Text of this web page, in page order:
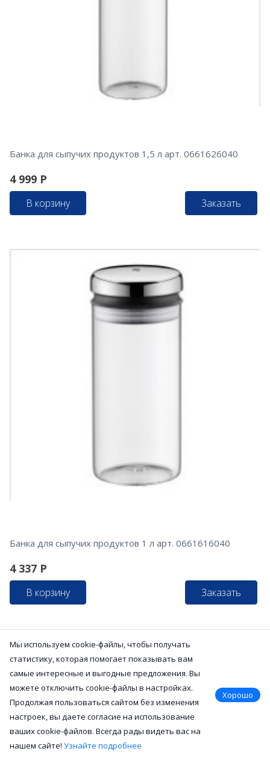
Банка для сыпучих продуктов 1,5 л арт. 0661626040
4 999 Р
В корзину Заказать
Банка для сыпучих продуктов 1 л арт. 0661616040
4 337 Р
В корзину Заказать
Мы используем cookie-файлы, чтобы получать
статистику, которая помогает показывать вам
самые интересные и выгодные предложения. Вы
можете отключить cookie-файлы в настройках.
Продолжая пользоваться сайтом без изменения
настроек, вы даете согласие на использование
ваших cookie-файлов. Всегда рады видеть вас на
нашем сайте! Узнайте подробнее
Хорошо